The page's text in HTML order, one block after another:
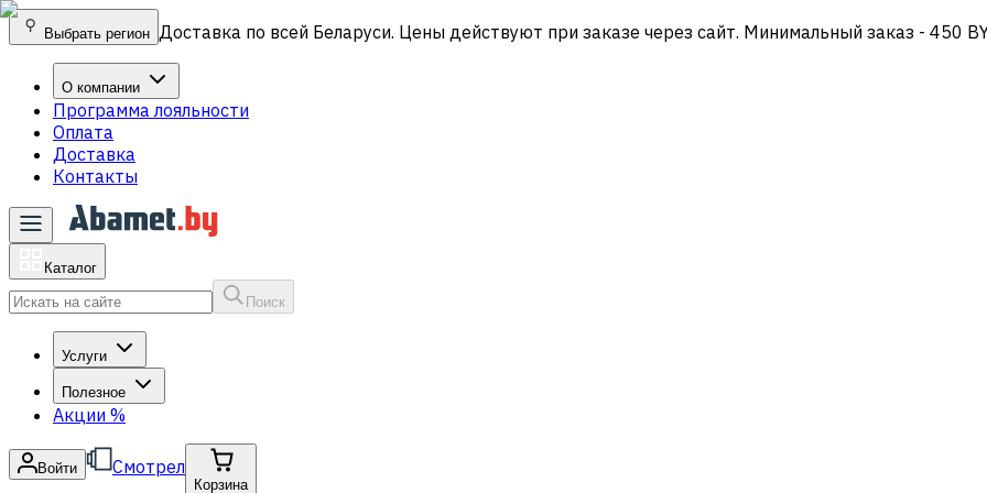
Выбрать регион Доставка по всей Беларуси. Цены действуют при заказе через сайт. Минимальный заказ - 450
О компании
Программа лояльности
Оплата
Доставка
Контакты
Каталог
Поиск
Услуги
Полезное
Акции %
Войти Смотрел
Корзина